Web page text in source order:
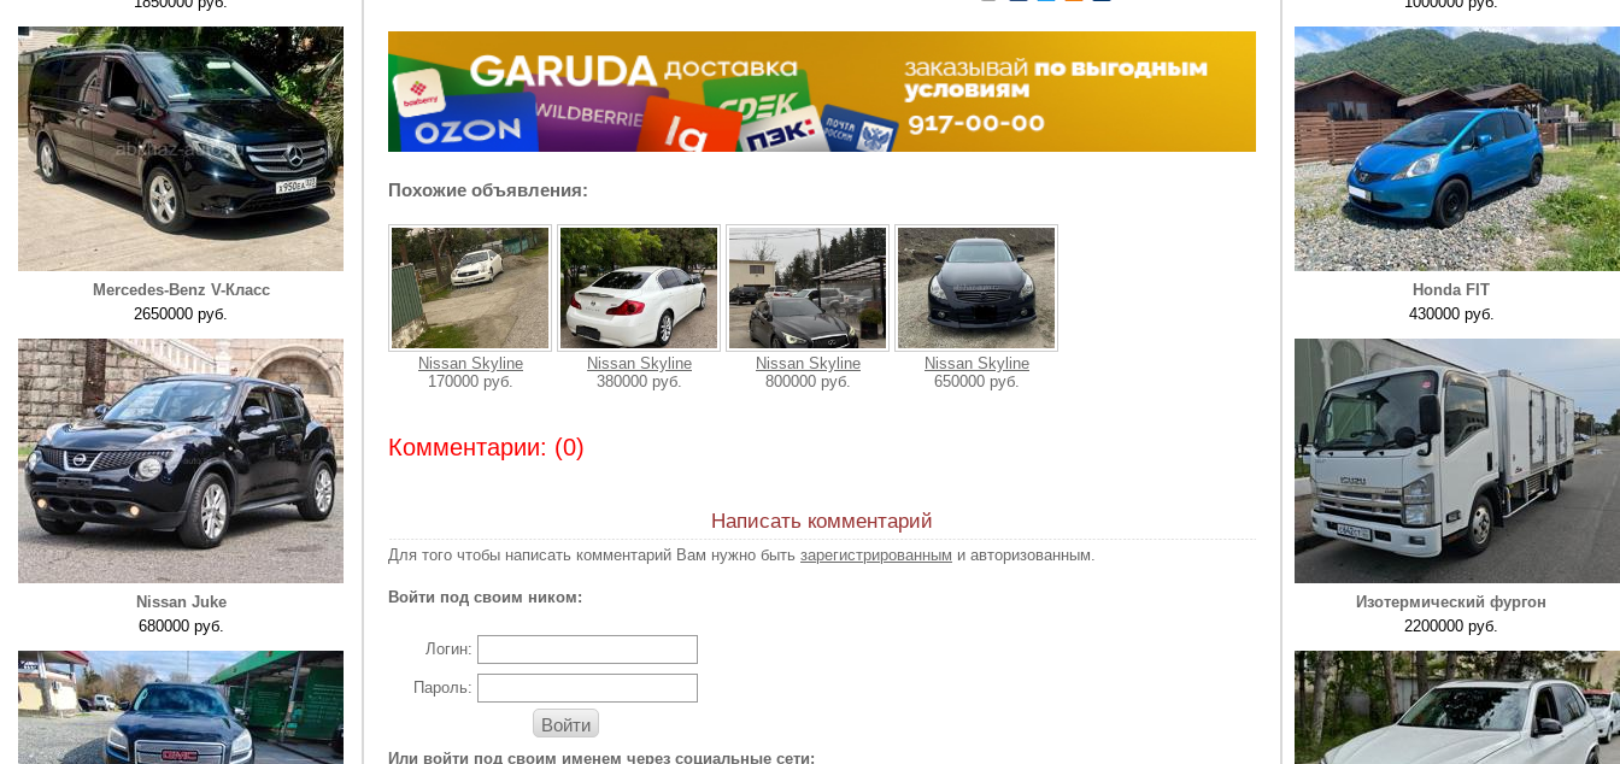
Mercedes-Benz V-Класс
2650000 руб.
Nissan Juke
680000 руб.
Похожие объявления:
Nissan Skyline
170000 руб.
Nissan Skyline
380000 руб.
Nissan Skyline
800000 руб.
Nissan Skyline
650000 руб.
Комментарии: (0)
Написать комментарий
Для того чтобы написать комментарий Вам нужно быть зарегистрированным и авторизованным.
Войти под своим ником:
Логин:
Пароль:
Войти
Или войти под своим именем через социальные сети:
Honda FIT
430000 руб.
Изотермический фургон
2200000 руб.